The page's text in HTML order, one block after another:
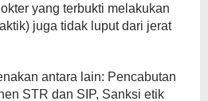
yang terbukti melakukan
juga tidak luput dari jerat
antara lain: Pencabutan
STR dan SIP, Sanksi etik